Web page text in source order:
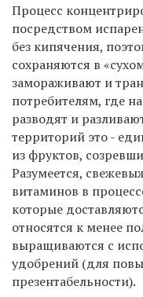
Процесс
посредством
без кипячения,
сохраняются в
замораживают и
потребителям, где
разводят и
территорий это -
из фруктов,
Разумеется,
витаминов в
которые
относятся к менее
выращиваются с
удобрений (для
презентабельности).